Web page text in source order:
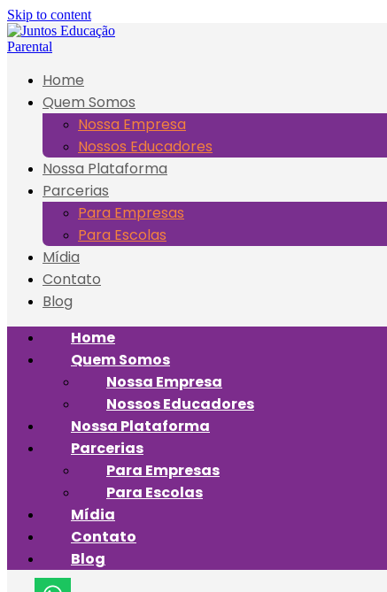
Skip to content
Home
Quem Somos
Nossa Empresa
Nossos Educadores
Nossa Plataforma
Parcerias
Para Empresas
Para Escolas
Mídia
Contato
Blog
Home
Quem Somos
Nossa Empresa
Nossos Educadores
Nossa Plataforma
Parcerias
Para Empresas
Para Escolas
Mídia
Contato
Blog